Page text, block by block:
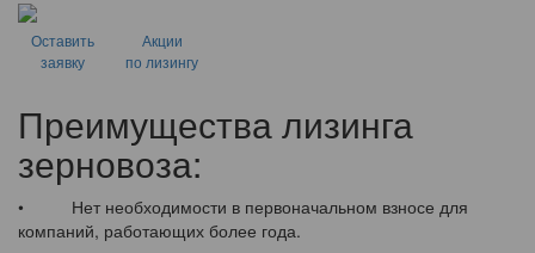
Оставить
заявку
Акции
по лизингу
Преимущества лизинга
зерновоза:
• Нет необходимости в первоначальном взносе для
компаний, работающих более года.